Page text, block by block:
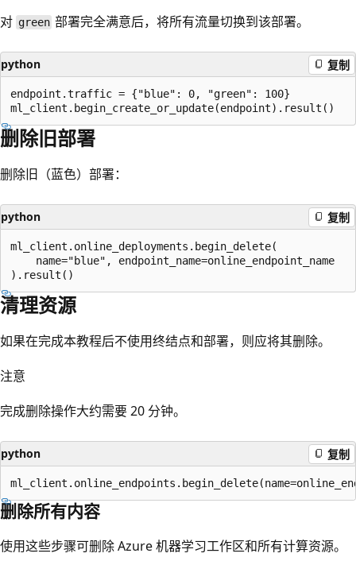
对 green 部署完全满意后，将所有流量切换到该部署。
python 复制
endpoint.traffic = {"blue": 0, "green": 100}
删除旧部署
删除旧（蓝色）部署：
python 复制
ml_client.online_deployments.begin_delete(
    name="blue", endpoint_name=online_endpoint_name
清理资源
如果在完成本教程后不使用终结点和部署，则应将其删除。
注意
完成删除操作大约需要 20 分钟。
python 复制
删除所有内容
使用这些步骤可删除 Azure 机器学习工作区和所有计算资源。